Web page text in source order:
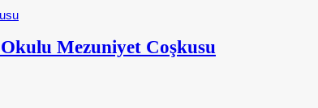
Mezuniyet Coşkusu